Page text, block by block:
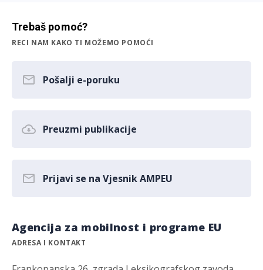
Trebaš pomoć?
RECI NAM KAKO TI MOŽEMO POMOĆI
Pošalji e-poruku
Preuzmi publikacije
Prijavi se na Vjesnik AMPEU
Agencija za mobilnost i programe EU
ADRESA I KONTAKT